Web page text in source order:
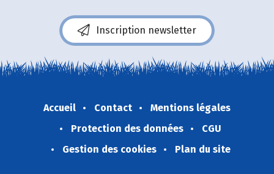
Inscription newsletter
Accueil Contact
Mentions légales
Protection des données
CGU
Gestion des cookies
Plan du site